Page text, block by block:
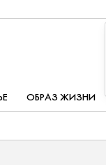
ОБРАЗ ЖИЗНИ